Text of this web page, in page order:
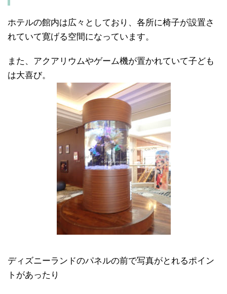
ホテルの館内は広々としており、各所に椅子が設置さ
れていて寛げる空間になっています。
また、アクアリウムやゲーム機が置かれていて子ども
は大喜び。
ディズニーランドのパネルの前で写真がとれるポイン
トがあったり